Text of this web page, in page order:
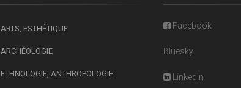
ARTS, ESTHÉTIQUE
ARCHÉOLOGIE
ETHNOLOGIE, ANTHROPOLOGIE
Facebook
Bluesky
LinkedIn